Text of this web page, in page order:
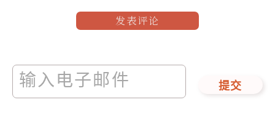
发表评论
提交